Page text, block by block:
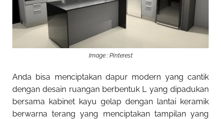
Image : Pinterest
Anda bisa menciptakan dapur modern yang cantik
dengan desain ruangan berbentuk L yang dipadukan
bersama kabinet kayu gelap dengan lantai keramik
berwarna terang yang menciptakan tampilan yang